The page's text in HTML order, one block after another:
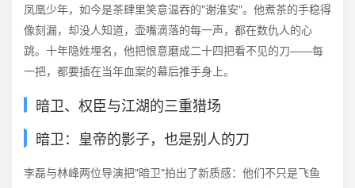
凤凰少年，如今是茶肆里笑意温吞的"谢淮安"。他煮茶的手稳得
像刻漏，却没人知道，壶嘴滴落的每一声，都在数仇人的心
跳。十年隐姓埋名，他把恨意磨成二十四把看不见的刀——每
一把，都要插在当年血案的幕后推手身上。
暗卫、权臣与江湖的三重猎场
暗卫：皇帝的影子，也是别人的刀
李磊与林峰两位导演把"暗卫"拍出了新质感：他们不只是飞鱼